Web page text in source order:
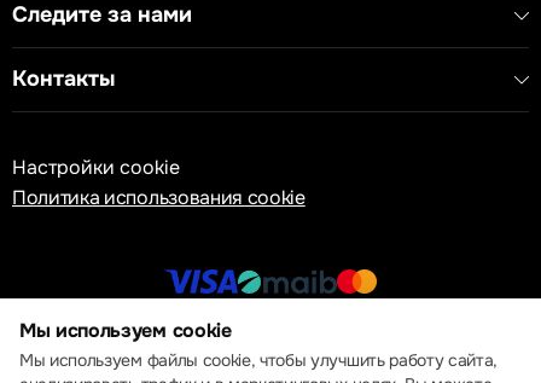
Следите за нами
Контакты
Настройки cookie
Политика использования cookie
© 2013 – 2026 ECOM
Мы используем cookie
Мы используем файлы cookie, чтобы улучшить работу сайта,